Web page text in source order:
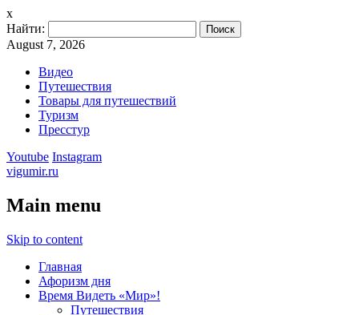
x
Найти:
August 7, 2026
Видео
Путешествия
Товары для путешествий
Туризм
Пресстур
Youtube Instagram
vigumir.ru
Main menu
Skip to content
Главная
Афоризм дня
Время Видеть «Мир»!
Путешествия